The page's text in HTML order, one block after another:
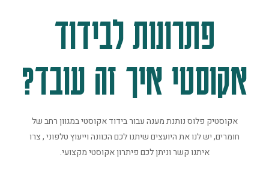
פתרונות לבידוד
אקוסטי איך זה עובד?
אקוסטיק פלוס נותנת מענה עבור בידוד אקוסטי במגוון רחב של
חומרים, יש לנו את היועצים שיתנו לכם הכוונה וייעוץ טלפוני , צרו
איתנו קשר וניתן לכם פיתרון אקוסטי מקצועי.